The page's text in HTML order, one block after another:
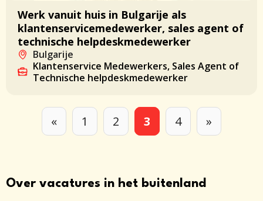
Werk vanuit huis in Bulgarije als
klantenservicemedewerker, sales agent of
technische helpdeskmedewerker
Bulgarije
Klantenservice Medewerkers, Sales Agent of
Technische helpdeskmedewerker
« 1 2 3 4 »
Over vacatures in het buitenland